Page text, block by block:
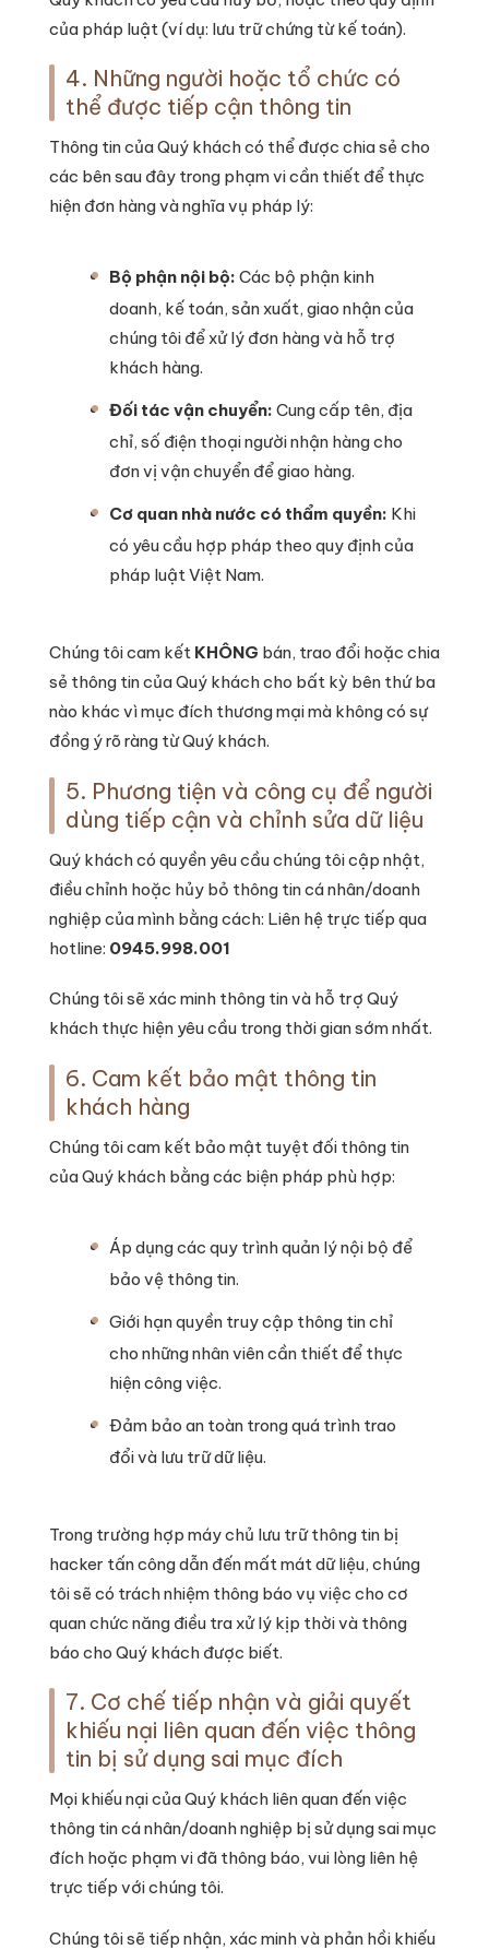
của pháp luật (ví dụ: lưu trữ chứng từ kế toán).
4. Những người hoặc tổ chức có
thể được tiếp cận thông tin
Thông tin của Quý khách có thể được chia sẻ cho
các bên sau đây trong phạm vi cần thiết để thực
hiện đơn hàng và nghĩa vụ pháp lý:
Bộ phận nội bộ: Các bộ phận kinh
doanh, kế toán, sản xuất, giao nhận của
chúng tôi để xử lý đơn hàng và hỗ trợ
khách hàng.
Đối tác vận chuyển: Cung cấp tên, địa
chỉ, số điện thoại người nhận hàng cho
đơn vị vận chuyển để giao hàng.
Cơ quan nhà nước có thẩm quyền: Khi
có yêu cầu hợp pháp theo quy định của
pháp luật Việt Nam.
Chúng tôi cam kết KHÔNG bán, trao đổi hoặc chia
sẻ thông tin của Quý khách cho bất kỳ bên thứ ba
nào khác vì mục đích thương mại mà không có sự
đồng ý rõ ràng từ Quý khách.
5. Phương tiện và công cụ để người
dùng tiếp cận và chỉnh sửa dữ liệu
Quý khách có quyền yêu cầu chúng tôi cập nhật,
điều chỉnh hoặc hủy bỏ thông tin cá nhân/doanh
nghiệp của mình bằng cách: Liên hệ trực tiếp qua
hotline: 0945.998.001
Chúng tôi sẽ xác minh thông tin và hỗ trợ Quý
khách thực hiện yêu cầu trong thời gian sớm nhất.
6. Cam kết bảo mật thông tin
khách hàng
Chúng tôi cam kết bảo mật tuyệt đối thông tin
của Quý khách bằng các biện pháp phù hợp:
Áp dụng các quy trình quản lý nội bộ để
bảo vệ thông tin.
Giới hạn quyền truy cập thông tin chỉ
cho những nhân viên cần thiết để thực
hiện công việc.
Đảm bảo an toàn trong quá trình trao
đổi và lưu trữ dữ liệu.
Trong trường hợp máy chủ lưu trữ thông tin bị
hacker tấn công dẫn đến mất mát dữ liệu, chúng
tôi sẽ có trách nhiệm thông báo vụ việc cho cơ
quan chức năng điều tra xử lý kịp thời và thông
báo cho Quý khách được biết.
7. Cơ chế tiếp nhận và giải quyết
khiếu nại liên quan đến việc thông
tin bị sử dụng sai mục đích
Mọi khiếu nại của Quý khách liên quan đến việc
thông tin cá nhân/doanh nghiệp bị sử dụng sai mục
đích hoặc phạm vi đã thông báo, vui lòng liên hệ
trực tiếp với chúng tôi.
Chúng tôi sẽ tiếp nhận, xác minh và phản hồi khiếu